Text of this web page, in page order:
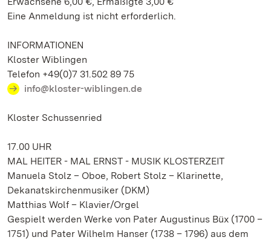
Eine Anmeldung ist nicht erforderlich.
INFORMATIONEN
Kloster Wiblingen
Telefon +49(0)7 31.502 89 75
info@kloster-wiblingen.de
Kloster Schussenried
17.00 UHR
MAL HEITER - MAL ERNST - MUSIK KLOSTERZEIT
Manuela Stolz – Oboe, Robert Stolz – Klarinette,
Dekanatskirchenmusiker (DKM)
Matthias Wolf – Klavier/Orgel
Gespielt werden Werke von Pater Augustinus Büx (1700 –
1751) und Pater Wilhelm Hanser (1738 – 1796) aus dem